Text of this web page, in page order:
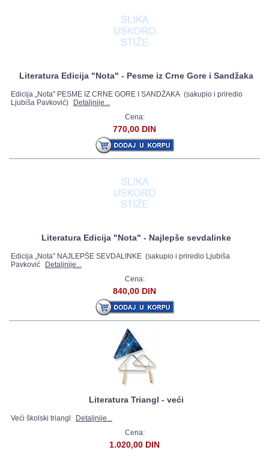
Literatura Edicija "Nota" - Pesme iz Crne Gore i Sandžaka
Edicija „Nota” PESME IZ CRNE GORE I SANDŽAKA (sakupio i priredio
Ljubiša Pavković)
Detaljnije...
Cena:
770,00 DIN
Literatura Edicija "Nota" - Najlepše sevdalinke
Edicija „Nota” NAJLEPŠE SEVDALINKE (sakupio i priredio Ljubiša
Pavković
Detaljnije...
Cena:
840,00 DIN
Literatura Triangl - veći
Veći školski triangl
Detaljnije...
Cena:
1.020,00 DIN